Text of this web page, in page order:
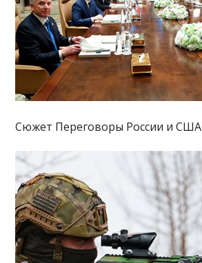
Сюжет Переговоры России и США